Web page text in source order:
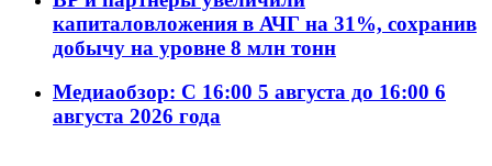
капиталовложения в АЧГ на 31%, сохранив
добычу на уровне 8 млн тонн
Медиаобзор: С 16:00 5 августа до 16:00 6
августа 2026 года